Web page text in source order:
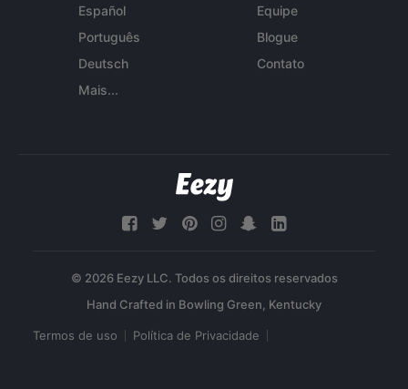
Español
Português
Deutsch
Mais...
Equipe
Blogue
Contato
© 2026 Eezy LLC. Todos os direitos reservados
Termos de uso Política de Privacidade